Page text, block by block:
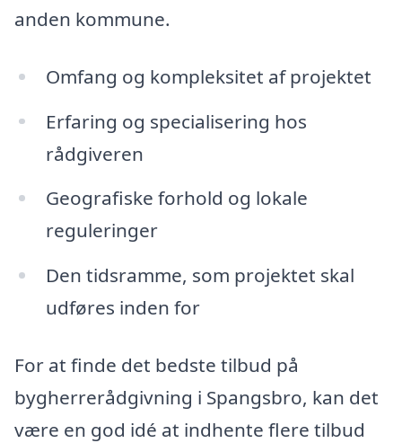
anden kommune.
Omfang og kompleksitet af projektet
Erfaring og specialisering hos
rådgiveren
Geografiske forhold og lokale
reguleringer
Den tidsramme, som projektet skal
udføres inden for
For at finde det bedste tilbud på
bygherrerådgivning i Spangsbro, kan det
være en god idé at indhente flere tilbud